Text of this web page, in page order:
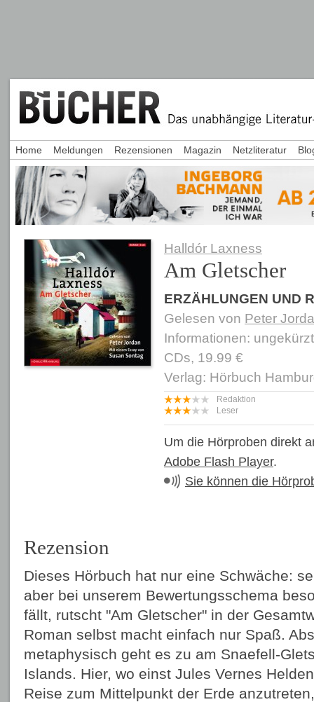
Halldór Laxness
Am Gletscher
ERZÄHLUNGEN UND
Gelesen von Peter
Informationen:
CDs, 19.99 €
Verlag: Hörbuch
Redaktion
Leser
Um die Hörproben direkt
Adobe Flash Player.
Sie können die
Rezension
Dieses Hörbuch hat nur eine Schwäche:
aber bei unserem Bewertungsschema
fällt, rutscht "Am Gletscher" in der
Roman selbst macht einfach nur Spaß.
metaphysisch geht es zu am Snaefell-
Islands. Hier, wo einst Jules Vernes
Reise zum Mittelpunkt der Erde
Home Meldungen Rezensionen Magazin Netzliteratur